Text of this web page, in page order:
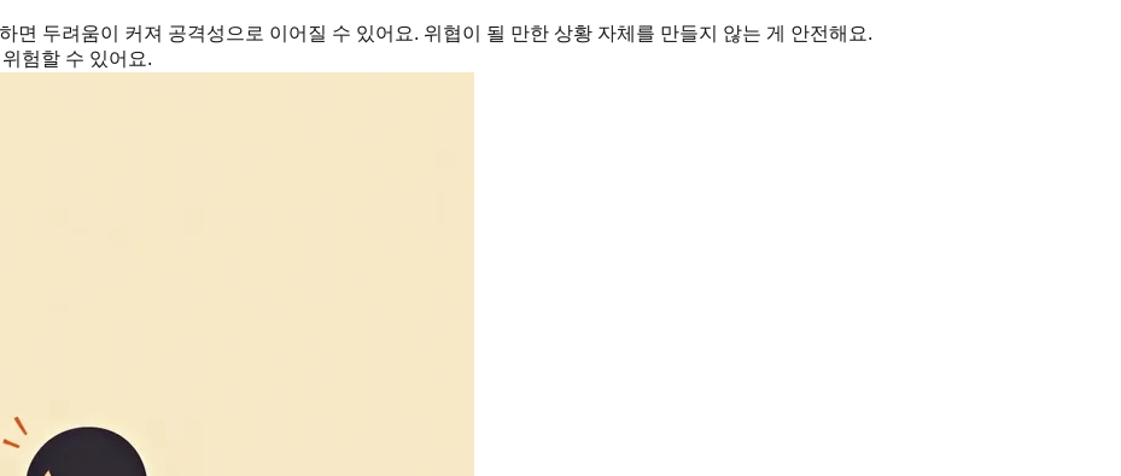
면 두려움이 커져 공격성으로 이어질 수 있어요. 위협이 될 만한 상황 자체를 만들지 않는 게 안전해요.
험할 수 있어요.